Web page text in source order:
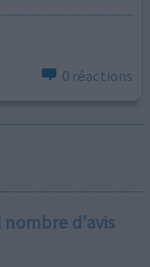
0 réactions
nombre d'avis